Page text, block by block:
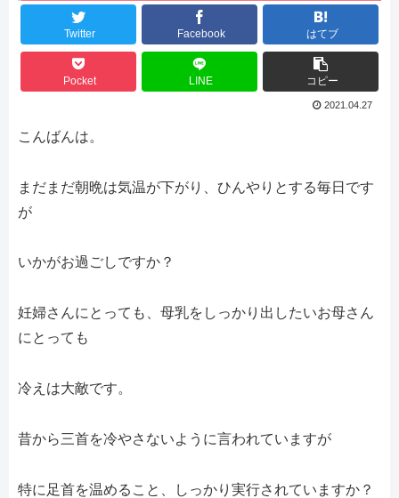
Twitter Facebook はてブ
Pocket LINE コピー
2021.04.27
こんばんは。
まだまだ朝晩は気温が下がり、ひんやりとする毎日です
が
いかがお過ごしですか？
妊婦さんにとっても、母乳をしっかり出したいお母さん
にとっても
冷えは大敵です。
昔から三首を冷やさないように言われていますが
特に足首を温めること、しっかり実行されていますか？